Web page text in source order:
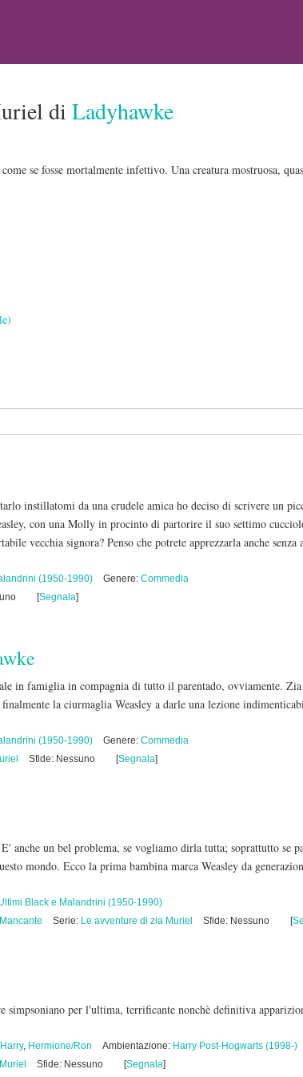
di Ladyhawke
se fosse mortalmente infettivo. Una creatura mostruosa,
instillatomi da una crudele amica ho deciso di scrivere un
con una Molly in procinto di partorire il suo settimo
vecchia signora? Penso che potrete apprezzarla anche senza
(1950-1990) Genere: Commedia
[Segnala]
in famiglia in compagnia di tutto il parentado, ovviamente.
la ciurmaglia Weasley a darle una lezione
(1950-1990) Genere: Commedia
Sfide: Nessuno [Segnala]
anche un bel problema, se vogliamo dirla tutta; soprattutto se
mondo. Ecco la prima bambina marca Weasley da
Black e Malandrini (1950-1990)
Serie: Le avventure di zia Muriel Sfide: Nessuno [
simpsoniano per l'ultima, terrificante nonchè definitiva
, Hermione/Ron Ambientazione: Harry Post-Hogwarts (1998-)
Sfide: Nessuno [Segnala]